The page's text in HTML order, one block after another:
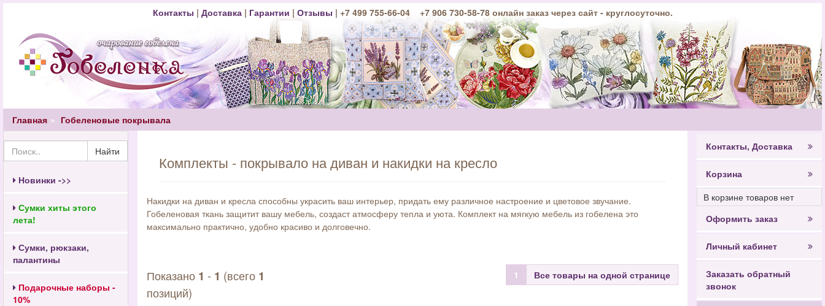
Контакты | Доставка| Гарантии | Отзывы | +7 499 755-66-04 +7 906 730-58-78 онлайн заказ через сайт - круглосуточно.
Главная Гобеленовые покрывала
Найти
Новинки ->>
Сумки хиты этого
лета!
Сумки, рюкзаки,
палантины
Подарочные наборы -
10%
Комплекты - покрывало на диван и накидки на кресло
Накидки на диван и кресла способны украсить ваш интерьер, придать ему различное настроение и цветовое звучание.
Гобеленовая ткань защитит вашу мебель, создаст атмосферу тепла и уюта. Комплект на мягкую мебель из гобелена это
максимально практично, удобно красиво и долговечно.
Показано 1 - 1 (всего 1
позиций)
1 Все товары на одной странице
Контакты, Доставка
Корзина
В корзине товаров нет
Оформить заказ
Личный кабинет
Заказать обратный
звонок